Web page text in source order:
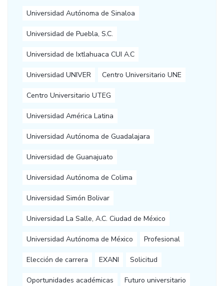
Universidad Autónoma de Sinaloa
Universidad de Puebla, S.C.
Universidad de Ixtlahuaca CUI A.C
Universidad UNIVER Centro Universitario UNE
Centro Universitario UTEG
Universidad América Latina
Universidad Autónoma de Guadalajara
Universidad de Guanajuato
Universidad Autónoma de Colima
Universidad Simón Bolivar
Universidad La Salle, A.C. Ciudad de México
Universidad Autónoma de México Profesional
Elección de carrera EXANI Solicitud
Oportunidades académicas Futuro universitario